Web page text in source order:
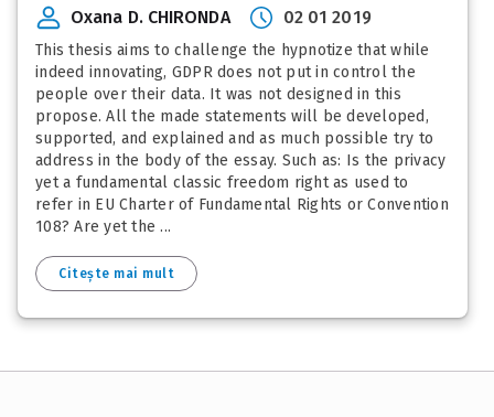
Oxana D. CHIRONDA 02 01 2019
This thesis aims to challenge the hypnotize that while
indeed innovating, GDPR does not put in control the
people over their data. It was not designed in this
propose. All the made statements will be developed,
supported, and explained and as much possible try to
address in the body of the essay. Such as: Is the privacy
yet a fundamental classic freedom right as used to
refer in EU Charter of Fundamental Rights or Convention
108? Are yet the ...
Citește mai mult